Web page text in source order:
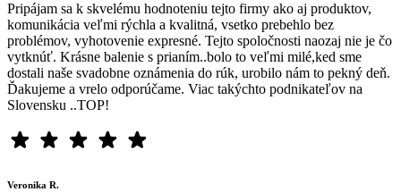
Pripájam sa k skvelému hodnoteniu tejto firmy ako aj produktov,
komunikácia veľmi rýchla a kvalitná, vsetko prebehlo bez
problémov, vyhotovenie expresné. Tejto spoločnosti naozaj nie je čo
vytknúť. Krásne balenie s prianím..bolo to veľmi milé,ked sme
dostali naše svadobne oznámenia do rúk, urobilo nám to pekný deň.
Ďakujeme a vrelo odporúčame. Viac takýchto podnikateľov na
Slovensku ..TOP!
Veronika R.